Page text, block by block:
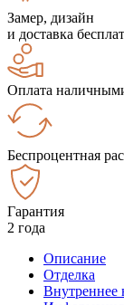
Замер, дизайн
и доставка
Оплата
Беспроцентная
Гарантия
2 года
Описание
Отделка
Внутреннее